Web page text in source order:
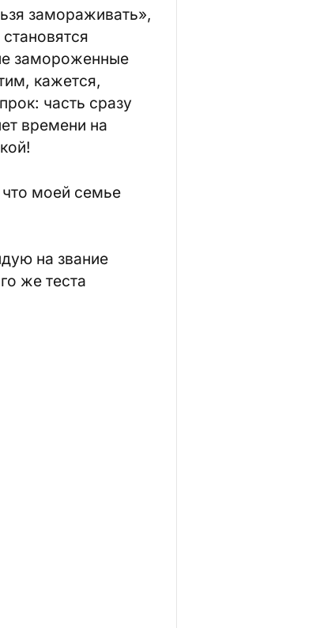
замораживать»,
замороженные
кажется,
часть сразу
времени на
что моей семье
на звание
же теста